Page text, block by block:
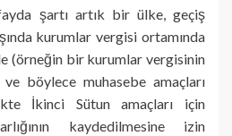
şartı artık bir ülke, geçiş
kurumlar vergisi ortamında
(örneğin bir kurumlar vergisinin
böylece muhasebe amaçları
İkinci Sütun amaçları için
kaydedilmesine izin